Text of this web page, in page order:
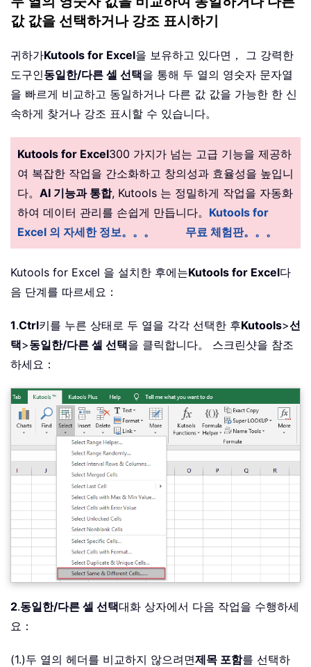
값 값을 선택하거나 강조 표시하기
귀하가Kutools for Excel을 보유하고 있다면， 그 강력한
도구인동일한/다른 셀 선택을 통해 두 열의 영숫자 문자열
을 빠르게 비교하고 동일하거나 다른 값 값을 가능한 한 신
속하게 찾거나 강조 표시할 수 있습니다。
Kutools for Excel300 가지가 넘는 고급 기능을 제공하
여 복잡한 작업을 간소화하고 창의성과 효율성을 높입니
다。 AI 기능과 통합, Kutools 는 정밀하게 작업을 자동화
하여 데이터 관리를 손쉽게 만듭니다。 Kutools for
Excel 의 자세한 정보。。。
무료 체험판。。。
Kutools for Excel 을 설치한 후에는Kutools for Excel다
음 단계를 따르세요：
1.Ctrl키를 누른 상태로 두 열을 각각 선택한 후Kutools>선
택>동일한/다른 셀 선택을 클릭합니다。 스크린샷을 참조
하세요：
2.동일한/다른 셀 선택대화 상자에서 다음 작업을 수행하세
요：
(1.)두 열의 헤더를 비교하지 않으려면제목 포함를 선택하